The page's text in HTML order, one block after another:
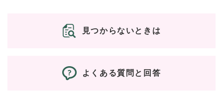
見つからないときは
よくある質問と回答